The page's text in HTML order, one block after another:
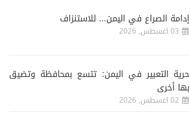
إدامة الصراع في اليمن... للاستنزاف
03 اغسطس, 2026
حرية التعبير في اليمن: تتسع بمحافظة وتضيق
بها أخرى
02 اغسطس, 2026